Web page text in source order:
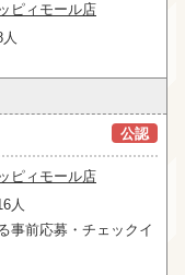
ピィモール店
人
公認
ピィモール店
人
事前応募・チェックイ